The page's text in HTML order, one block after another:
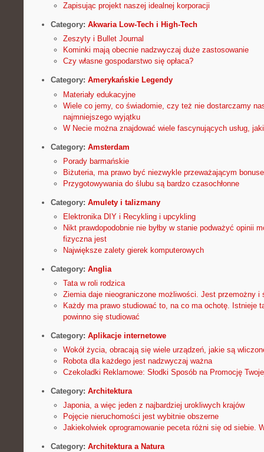
Zapisując projekt naszej idealnej korporacji
Category: Akwaria Low-Tech i High-Tech
Zeszyty i Bullet Journal
Kominki mają obecnie nadzwyczaj duże zastosowanie
Czy własne gospodarstwo się opłaca?
Category: Amerykańskie Legendy
Materiały edukacyjne
Wiele co jemy, co świadomie, czy też nie dostarczamy
najmniejszego wyjątku
W Necie można znajdować wiele fascynujących usług,
Category: Amsterdam
Porady barmańskie
Biżuteria, ma prawo być niezwykle przeważającym
Przygotowywania do ślubu są bardzo czasochłonne
Category: Amulety i talizmany
Elektronika DIY i Recykling i upcykling
Nikt prawdopodobnie nie byłby w stanie podważyć opinii
fizyczna jest
Największe zalety gierek komputerowych
Category: Anglia
Tata w roli rodzica
Ziemia daje nieograniczone możliwości. Jest przemożny i
Każdy ma prawo studiować to, na co ma ochotę. Istnieje
powinno się studiować
Category: Aplikacje internetowe
Wokół życia, obracają się wiele urządzeń, jakie są
Robota dla każdego jest nadzwyczaj ważna
Czekoladki Reklamowe: Słodki Sposób na Promocję
Category: Architektura
Japonia, a więc jeden z najbardziej urokliwych krajów
Pojęcie nieruchomości jest wybitnie obszerne
Jakiekolwiek oprogramowanie peceta różni się od siebie.
Category: Architektura a Natura